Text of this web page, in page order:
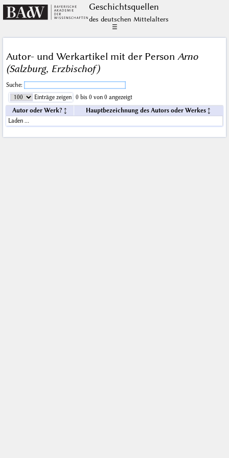
Geschichts­quellen
des deutschen Mittelalters
☰
Autor- und Werkartikel mit der Person Arno
(Salzburg, Erzbischof)
Suche:
Einträge zeigen
0 bis 0 von 0 angezeigt
Autor oder Werk?
Hauptbezeichnung des Autors oder Werkes
Laden …